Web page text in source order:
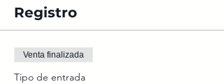
Registro
Venta finalizada
Tipo de entrada